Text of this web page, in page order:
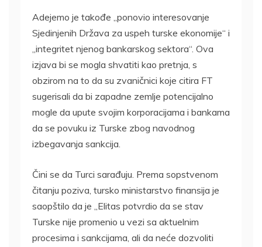
Adejemo je takođe „ponovio interesovanje
Sjedinjenih Država za uspeh turske ekonomije“ i
„integritet njenog bankarskog sektora“. Ova
izjava bi se mogla shvatiti kao pretnja, s
obzirom na to da su zvaničnici koje citira FT
sugerisali da bi zapadne zemlje potencijalno
mogle da upute svojim korporacijama i bankama
da se povuku iz Turske zbog navodnog
izbegavanja sankcija.
Čini se da Turci sarađuju. Prema sopstvenom
čitanju poziva, tursko ministarstvo finansija je
saopštilo da je „Elitas potvrdio da se stav
Turske nije promenio u vezi sa aktuelnim
procesima i sankcijama, ali da neće dozvoliti